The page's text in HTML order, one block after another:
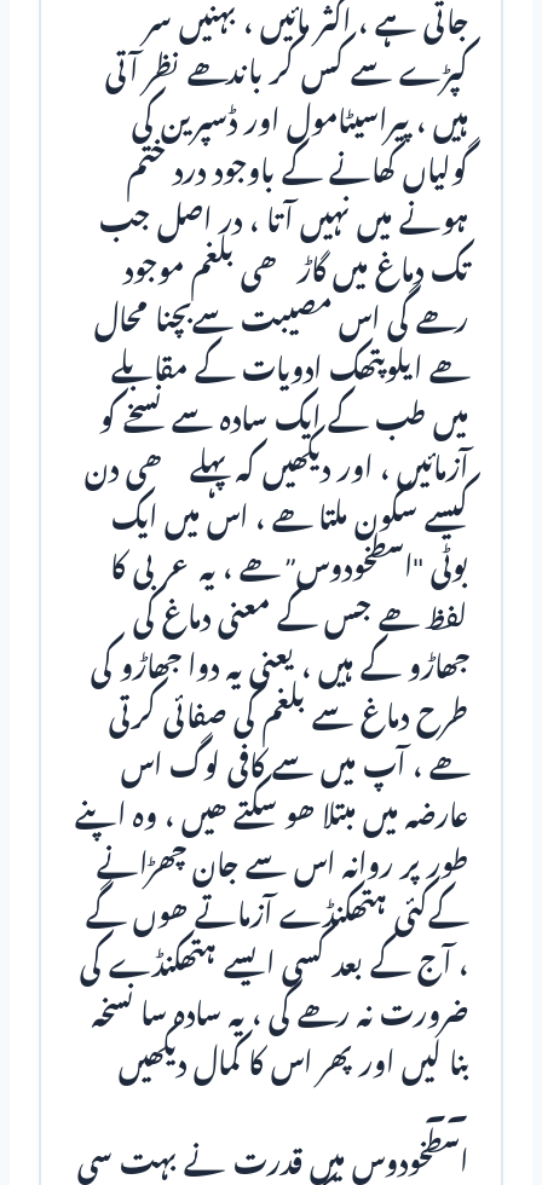
جاتی ہے ، اکثر مائيں ، بہنیں سر
کپڑے سے کس کر باندھے نظر آتی
ہیں ، پیراسیٹامول اور ڈسپرین کی
گولیاں کھانے کے باوجود درد ختم
ہونے میں نہیں آتا ، در اصل جب
تک دماغ میں گاڑھی بلغم موجود
رھے گی اس مصیبت سےبچنا محال
ھے ایلوپتھک ادویات کے مقابلے
میں طب کے ایک سادہ سے نسخے کو
آزمائيں ، اور دیکھیں کہ پہلے ھی دن
کیسے سکون ملتا ھے ، اس میں ایک
بوٹی "اسطخودوس” ھے ، یہ عربی کا
لفظ ھے جس کے معنی دماغ کی
جھاڑو کے ہیں ، یعنی یہ دوا جھاڑو کی
طرح دماغ سے بلغم کی صفائی کرتی
ھے ، آپ میں سے کافی لوگ اس
عارضہ میں مبتلا ھو سکتے ھیں ، وہ اپنے
طور پر روانہ اس سے جان چھڑانے
کےکئی ہتھکنڈے آزماتے ھوں گے
، آج کے بعد کسی ایسے ہتھکنڈے کی
ضرورت نہ رھے گی ، یہ سادہ سا نسخہ
بنا لیں اور پھر اس کا کمال دیکھیں
۔۔
اسطخودوس میں قدرت نے بہت سی